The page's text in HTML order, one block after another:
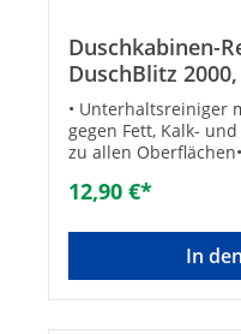
Duschkabinen-
DuschBlitz
Nachfüllflasche
• Unterhaltsreiniger
gegen Fett, Kalk-
zu allen
Anwendung:•
Auch für Spülen und
12,90 €*
In